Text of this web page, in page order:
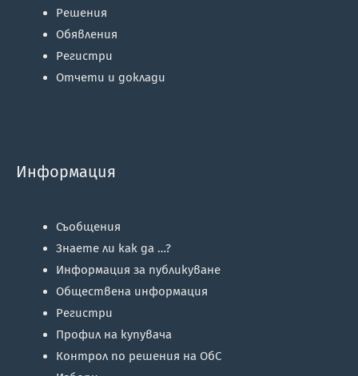
Решения
Обявления
Регистри
Отчети и доклади
Информация
Съобщения
Знаете ли как да …?
Информация за публикуване
Обществена информация
Регистри
Профил на купувача
Контрол по решения на ОбС